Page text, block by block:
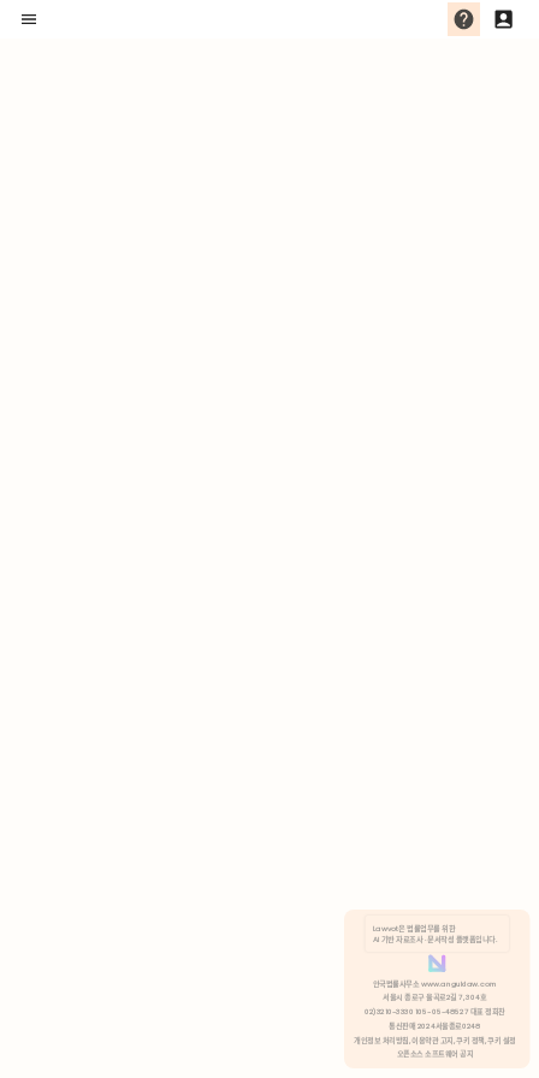
분석 쿠키 허용
Lawvot은 법률업무를 위한
AI 기반 자료조사 · 문서작성 플랫폼입니다.
안국법률사무소 www.anguklaw.com
서울시 종로구 율곡로2길 7, 304호
02)3210-3330 105-05-48527 대표 정희찬
통신판매 2024서울종로0248
개인정보 처리방침, 이용약관 고지, 쿠키 정책, 쿠키 설정
오픈소스 소프트웨어 공지